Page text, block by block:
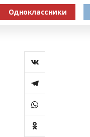
Одноклассники